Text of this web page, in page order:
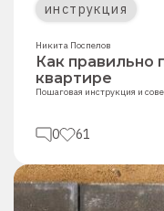
инструкция
Никита Поспелов
Как правильно
квартире
Пошаговая инструкция и
0 61